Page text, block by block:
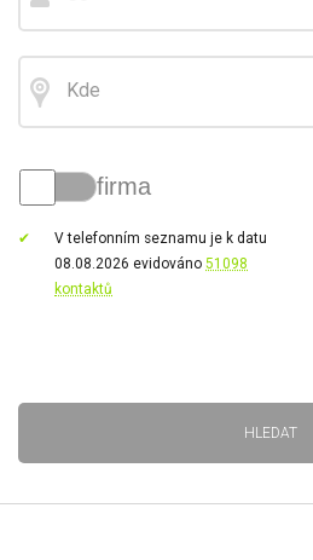
firma
V telefonním seznamu je k datu
08.08.2026 evidováno 51098
kontaktů